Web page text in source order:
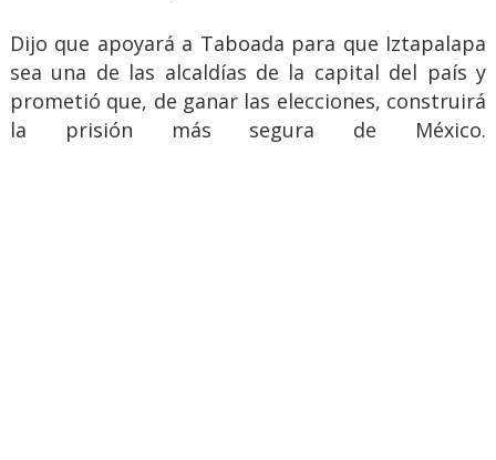
Dijo que apoyará a Taboada para que Iztapalapa
sea una de las alcaldías de la capital del país y
prometió que, de ganar las elecciones, construirá
la prisión más segura de México.